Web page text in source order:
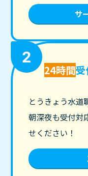
サ
2
24時間
とうきょう水道
朝深夜も受付対
せください！